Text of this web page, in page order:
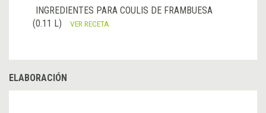
INGREDIENTES PARA COULIS DE FRAMBUESA
(0.11 L)
VER RECETA
ELABORACIÓN